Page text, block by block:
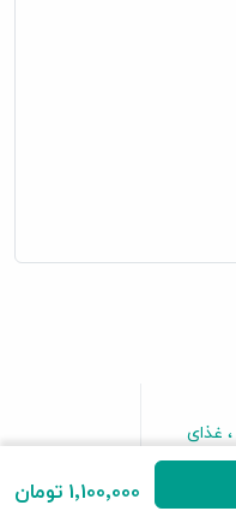
غذای
1٬100٬000 تومان